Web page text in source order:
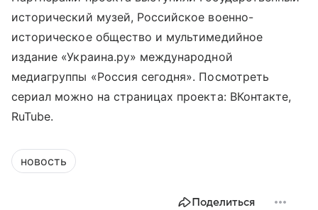
исторический музей, Российское военно-
историческое общество и мультимедийное
издание «Украина.ру» международной
медиагруппы «Россия сегодня». Посмотреть
сериал можно на страницах проекта: ВКонтакте,
RuTube.
новость
Поделиться